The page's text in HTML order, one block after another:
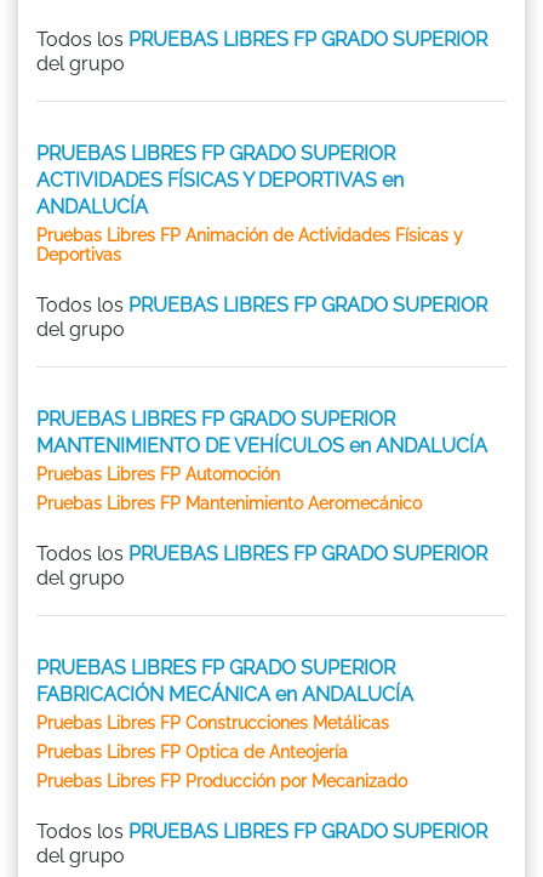
Todos los PRUEBAS LIBRES FP GRADO SUPERIOR
del grupo
PRUEBAS LIBRES FP GRADO SUPERIOR
ACTIVIDADES FÍSICAS Y DEPORTIVAS en
ANDALUCÍA
Pruebas Libres FP Animación de Actividades Físicas y
Deportivas
Todos los PRUEBAS LIBRES FP GRADO SUPERIOR
del grupo
PRUEBAS LIBRES FP GRADO SUPERIOR
MANTENIMIENTO DE VEHÍCULOS en ANDALUCÍA
Pruebas Libres FP Automoción
Pruebas Libres FP Mantenimiento Aeromecánico
Todos los PRUEBAS LIBRES FP GRADO SUPERIOR
del grupo
PRUEBAS LIBRES FP GRADO SUPERIOR
FABRICACIÓN MECÁNICA en ANDALUCÍA
Pruebas Libres FP Construcciones Metálicas
Pruebas Libres FP Optica de Anteojería
Pruebas Libres FP Producción por Mecanizado
Todos los PRUEBAS LIBRES FP GRADO SUPERIOR
del grupo